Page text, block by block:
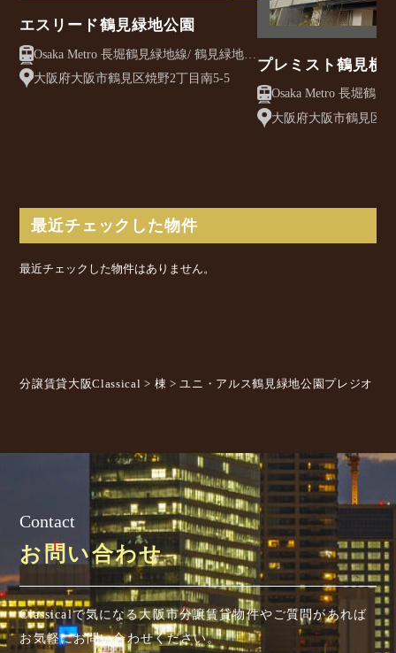
エスリード鶴見緑地公園
Osaka Metro 長堀鶴見緑地線/ 鶴見緑地
駅 徒歩8分
大阪府大阪市鶴見区焼野2丁目南5-5
プレミスト鶴見横
Osaka Metro 長堀鶴見緑地線/
駅 徒歩3分
大阪府大阪市鶴見区
最近チェックした物件
最近チェックした物件はありません。
分譲賃貸大阪Classical > 棟 > ユニ・アルス鶴見緑地公園プレジオ
Contact
お問い合わせ
Classicalで気になる大阪市分譲賃貸物件やご質問があれば
お気軽にお問い合わせください。